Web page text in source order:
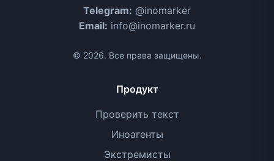
Telegram: @inomarker
Email: info@inomarker.ru
© 2026. Все права защищены.
Продукт
Проверить текст
Иноагенты
Экстремисты